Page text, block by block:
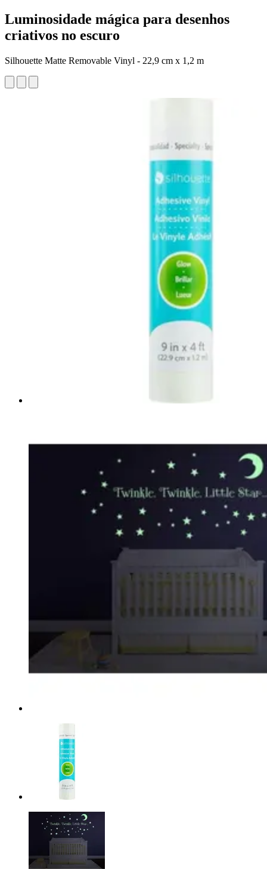
Luminosidade mágica para desenhos
criativos no escuro
Silhouette Matte Removable Vinyl - 22,9 cm x 1,2 m